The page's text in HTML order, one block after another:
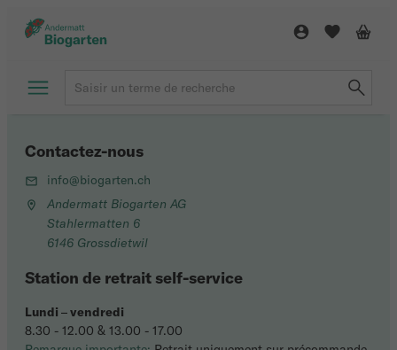
Contactez-nous
info@biogarten.ch
Andermatt Biogarten AG
Stahlermatten 6
6146 Grossdietwil
Station de retrait self-service
Lundi –vendredi
8.30 - 12.00 & 13.00 - 17.00